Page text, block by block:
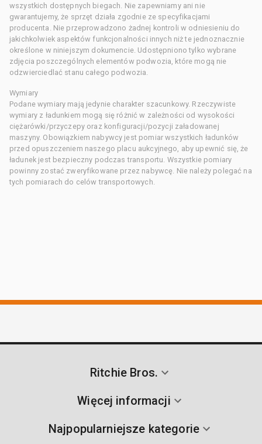
wszystkich dostępnych biegach. Nie zapewniamy ani nie
gwarantujemy, że sprzęt działa zgodnie ze specyfikacjami
producenta. Nie przeprowadzono żadnej kontroli w odniesieniu do
jakichkolwiek aspektów funkcjonalności innych niż te jednoznacznie
określone w niniejszym dokumencie. Udostępniono tylko wybrane
zdjęcia poszczególnych elementów podwozia, które mogą nie
odzwierciedlać stanu całego podwozia.
Wymiary
Podane wymiary mają jedynie charakter szacunkowy. Rzeczywiste
wymiary z ładunkiem mogą się różnić w zależności od wysokości
ciężarówki/przyczepy oraz konfiguracji/pozycji załadowanej
maszyny. Obowiązkiem nabywcy jest pomiar wszystkich ładunków
przed opuszczeniem naszego placu aukcyjnego, aby upewnić się, że
ładunek jest bezpieczny podczas transportu. Wszystkie pomiary
powinny zostać zweryfikowane przez nabywcę. Nie należy polegać na
tych pomiarach do celów transportowych.
Ritchie Bros.
Więcej informacji
Najpopularniejsze kategorie